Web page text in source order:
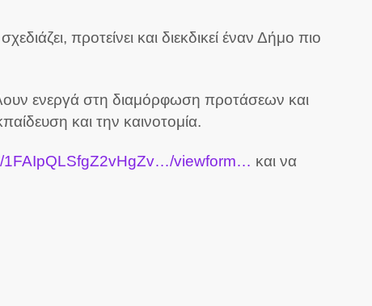
προτείνει και διεκδικεί έναν Δήμο πιο
ενεργά στη διαμόρφωση προτάσεων και
και την καινοτομία.
viewform… και να